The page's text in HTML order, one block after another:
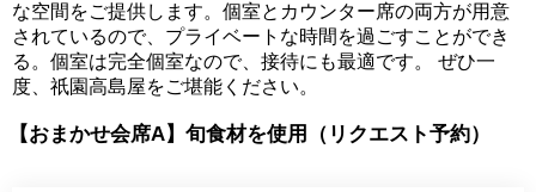
な空間をご提供します。個室とカウンター席の両方が用意
されているので、プライベートな時間を過ごすことができ
る。個室は完全個室なので、接待にも最適です。 ぜひ一
度、祇園高島屋をご堪能ください。
【おまかせ会席A】旬食材を使用（リクエスト予約）